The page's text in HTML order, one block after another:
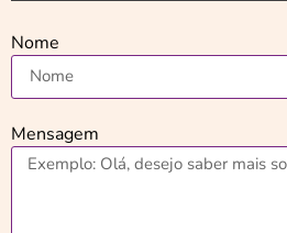
Nome
Mensagem